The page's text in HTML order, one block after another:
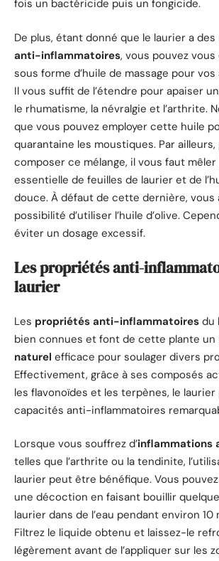
fois un bactéricide puis un fongicide.
De plus, étant donné que le laurier a des
anti-inflammatoires, vous pouvez
sous forme d’huile de massage pour
Il vous suffit de l’étendre pour apaiser
le rhumatisme, la névralgie et l’arthrite.
que vous pouvez employer cette huile
quarantaine les moustiques. Par ailleurs,
composer ce mélange, il vous faut mêler
essentielle de feuilles de laurier et de
douce. À défaut de cette dernière, vous
possibilité d’utiliser l’huile d’olive.
éviter un dosage excessif.
Les propriétés anti-
laurier
Les propriétés anti-inflammatoires du
bien connues et font de cette plante un
naturel efficace pour soulager divers
Effectivement, grâce à ses composés
les flavonoïdes et les terpènes, le
capacités anti-inflammatoires
Lorsque vous souffrez d’inflammations
telles que l’arthrite ou la tendinite,
laurier peut être bénéfique. Vous
une décoction en faisant bouillir
laurier dans de l’eau pendant environ 10
Filtrez le liquide obtenu et laissez-le
légèrement avant de l’appliquer sur les